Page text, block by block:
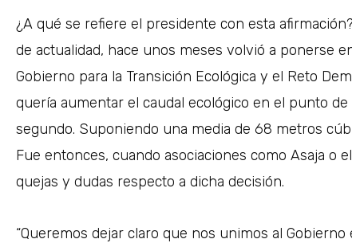
¿A qué se refiere el presidente con esta
de actualidad, hace unos meses volvió a ponerse
Gobierno para la Transición Ecológica y el Reto
quería aumentar el caudal ecológico en el punto
segundo. Suponiendo una media de 68 metros
Fue entonces, cuando asociaciones como Asaja o
quejas y dudas respecto a dicha decisión.
“Queremos dejar claro que nos unimos al